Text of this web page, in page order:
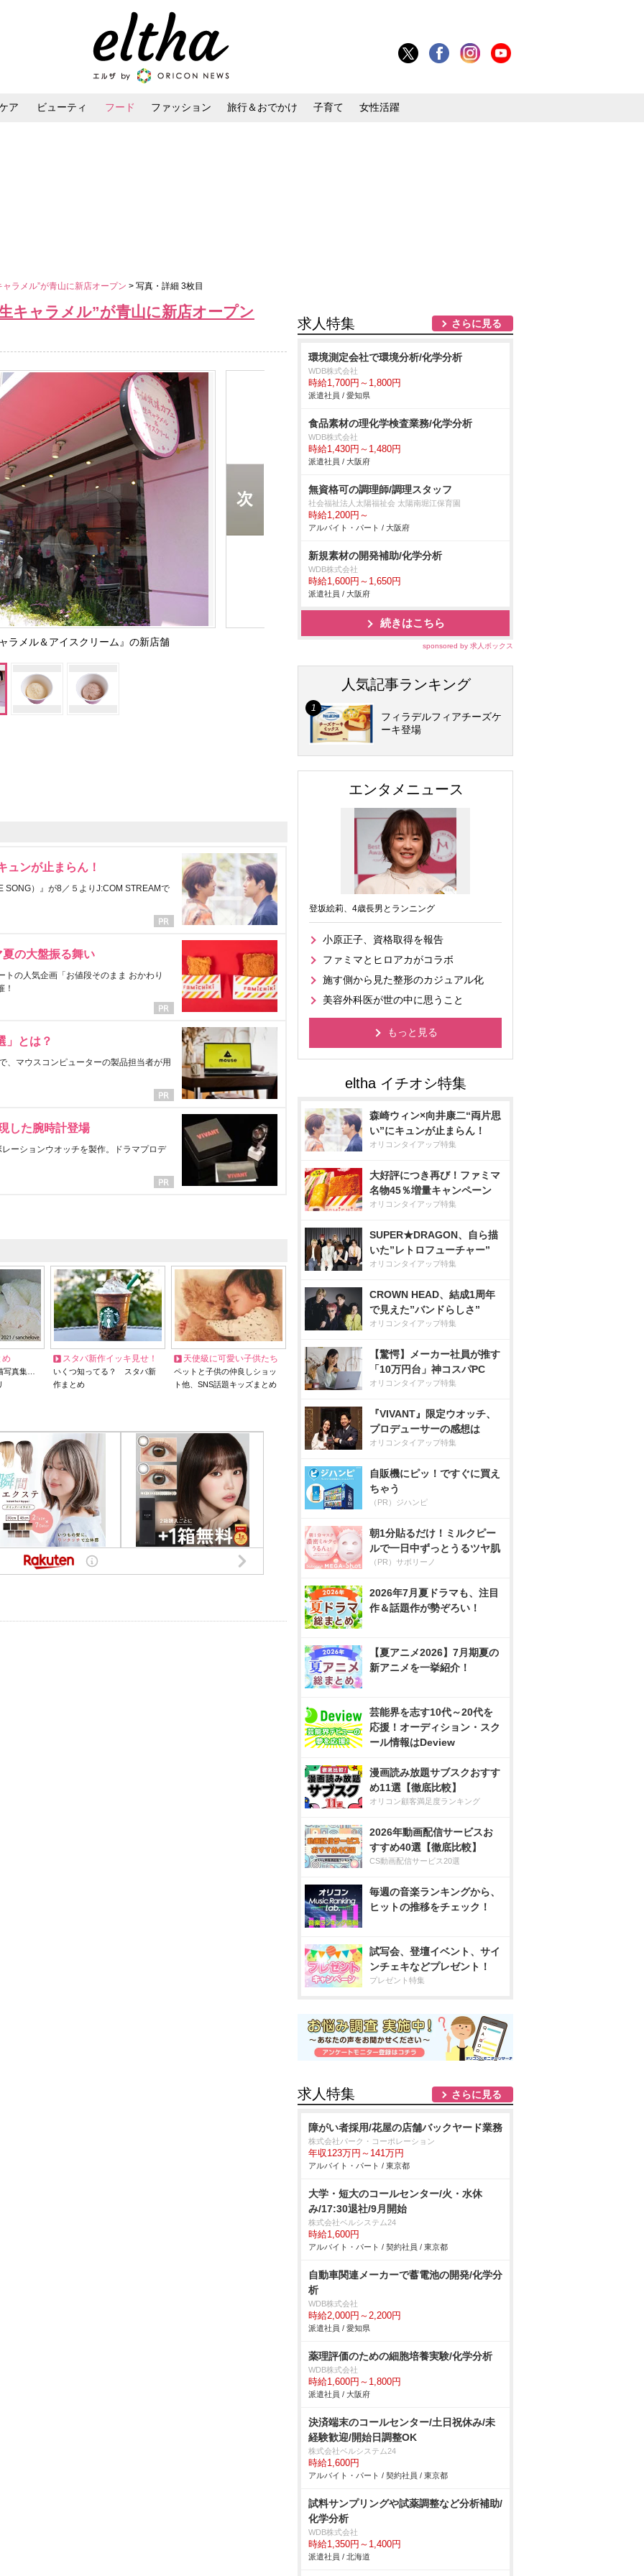
ア ビューティ フード ファッション 旅行＆おでかけ 子育て 女性活躍
ラメル”が青山に新店オープン > 写真・詳細 3枚目
キャラメル”が青山に新店オープン
ラメル＆アイスクリーム』の新店舗
ュンが止まらん！
SONG）』が8／５よりJ:COM STREAMで
の大盤振る舞い
の人気企画「お値段そのまま おかわり
！
」とは？
、マウスコンピューターの製品担当者が用
した腕時計登場
ーションウオッチを製作。ドラマプロデ
め
写真集…
スタバ新作イッキ見せ！
いくつ知ってる？ スタバ新
作まとめ
天使級に可愛い子供たち
ペットと子供の仲良しショッ
ト他、SNS話題キッズまとめ
求人特集 さらに見る
環境測定会社で環境分析/化学分析
WDB株式会社
時給1,700円～1,800円
派遣社員 / 愛知県
食品素材の理化学検査業務/化学分析
WDB株式会社
時給1,430円～1,480円
派遣社員 / 大阪府
無資格可の調理師/調理スタッフ
社会福祉法人太陽福祉会 太陽南堀江保育園
時給1,200円～
アルバイト・パート / 大阪府
新規素材の開発補助/化学分析
WDB株式会社
時給1,600円～1,650円
派遣社員 / 大阪府
続きはこちら
sponsored by 求人ボックス
人気記事ランキング
フィラデルフィアチーズケ
ーキ登場
エンタメニュース
登坂絵莉、4歳長男とランニング
小原正子、資格取得を報告
ファミマとヒロアカがコラボ
施す側から見た整形のカジュアル化
美容外科医が世の中に思うこと
もっと見る
森崎ウィン×向井康二“両片思
い”にキュンが止まらん！
オリコンタイアップ特集
大好評につき再び！ファミマ
名物45％増量キャンペーン
オリコンタイアップ特集
SUPER★DRAGON、自ら描
いた”レトロフューチャー”
オリコンタイアップ特集
CROWN HEAD、結成1周年
で見えた”バンドらしさ”
オリコンタイアップ特集
【驚愕】メーカー社員が推す
「10万円台」神コスパPC
オリコンタイアップ特集
『VIVANT』限定ウオッチ、
プロデューサーの感想は
オリコンタイアップ特集
自販機にピッ！ですぐに買え
ちゃう
（PR）ジハンピ
朝1分貼るだけ！ミルクピー
ルで一日中ずっとうるツヤ肌
（PR）サボリーノ
2026年7月夏ドラマも、注目
作＆話題作が勢ぞろい！
【夏アニメ2026】7月期夏の
新アニメを一挙紹介！
芸能界を志す10代～20代を
応援！オーディション・スク
ール情報はDeview
漫画読み放題サブスクおすす
め11選【徹底比較】
オリコン顧客満足度ランキング
2026年動画配信サービスお
すすめ40選【徹底比較】
CS動画配信サービス20選
毎週の音楽ランキングから、
ヒットの推移をチェック！
試写会、登壇イベント、サイ
ンチェキなどプレゼント！
プレゼント特集
求人特集 さらに見る
障がい者採用/花屋の店舗バックヤード業務
株式会社パーク・コーポレーション
年収123万円～141万円
アルバイト・パート / 東京都
大学・短大のコールセンター/火・水休
み/17:30退社/9月開始
株式会社ベルシステム24
時給1,600円
アルバイト・パート / 契約社員 / 東京都
自動車関連メーカーで蓄電池の開発/化学分
析
WDB株式会社
時給2,000円～2,200円
派遣社員 / 愛知県
薬理評価のための細胞培養実験/化学分析
WDB株式会社
時給1,600円～1,800円
派遣社員 / 大阪府
決済端末のコールセンター/土日祝休み/未
経験歓迎/開始日調整OK
株式会社ベルシステム24
時給1,600円
アルバイト・パート / 契約社員 / 東京都
試料サンプリングや試薬調整など分析補助/
化学分析
WDB株式会社
時給1,350円～1,400円
派遣社員 / 北海道